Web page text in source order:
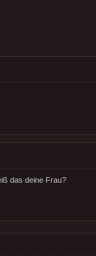
das deine Frau?